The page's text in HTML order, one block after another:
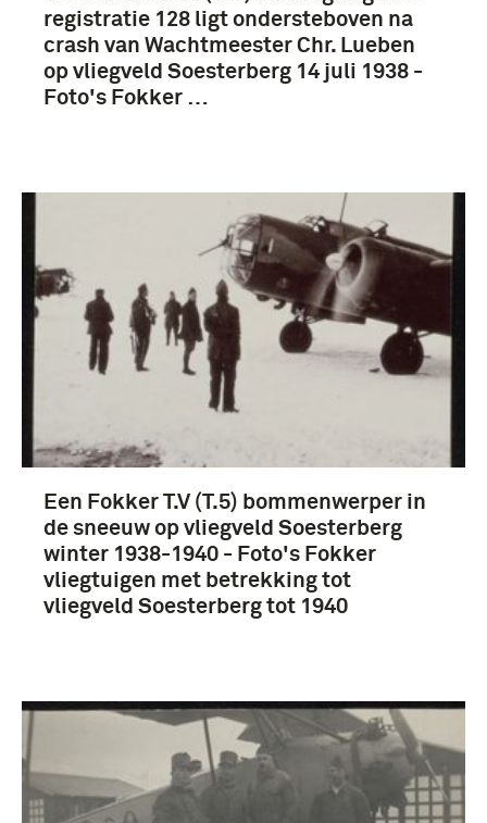
Versteegh, William Carel Johan (22)
Weerden Poelman, Hendrik van (13)
registratie 128 ligt ondersteboven na
crash van Wachtmeester Chr. Lueben
op vliegveld Soesterberg 14 juli 1938 -
Foto's Fokker …
Een Fokker T.V (T.5) bommenwerper in
de sneeuw op vliegveld Soesterberg
winter 1938-1940 - Foto's Fokker
vliegtuigen met betrekking tot
vliegveld Soesterberg tot 1940